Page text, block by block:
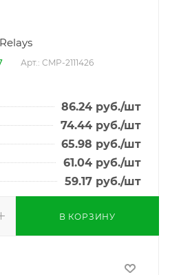
Арт.: CMP-2111426
86.24 руб./шт
74.44 руб./шт
65.98 руб./шт
61.04 руб./шт
59.17 руб./шт
В КОРЗИНУ